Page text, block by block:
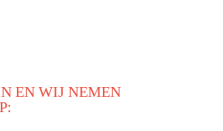
EN WIJ NEMEN